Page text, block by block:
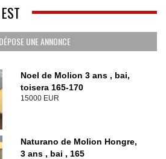
UNE ANNONCE
Noel de Molion 3 ans , bai,
toisera 165-170
15000 EUR
Naturano de Molion Hongre,
3 ans , bai , 165